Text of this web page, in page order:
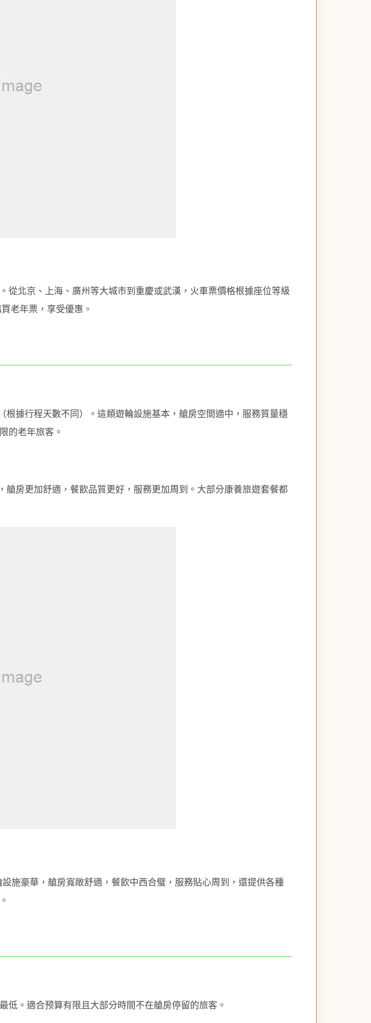
從北京、上海、廣州等大城市到重慶或武漢，火車票價格根據座位等級
老年票，享受優惠。
據行程天數不同）。這類遊輪設施基本，艙房空間適中，服務質量穩
的老年旅客。
房更加舒適，餐飲品質更好，服務更加周到。大部分康養旅遊套餐都
施豪華，艙房寬敞舒適，餐飲中西合璧，服務貼心周到，還提供各種
低。適合预算有限且大部分時間不在艙房停留的旅客。